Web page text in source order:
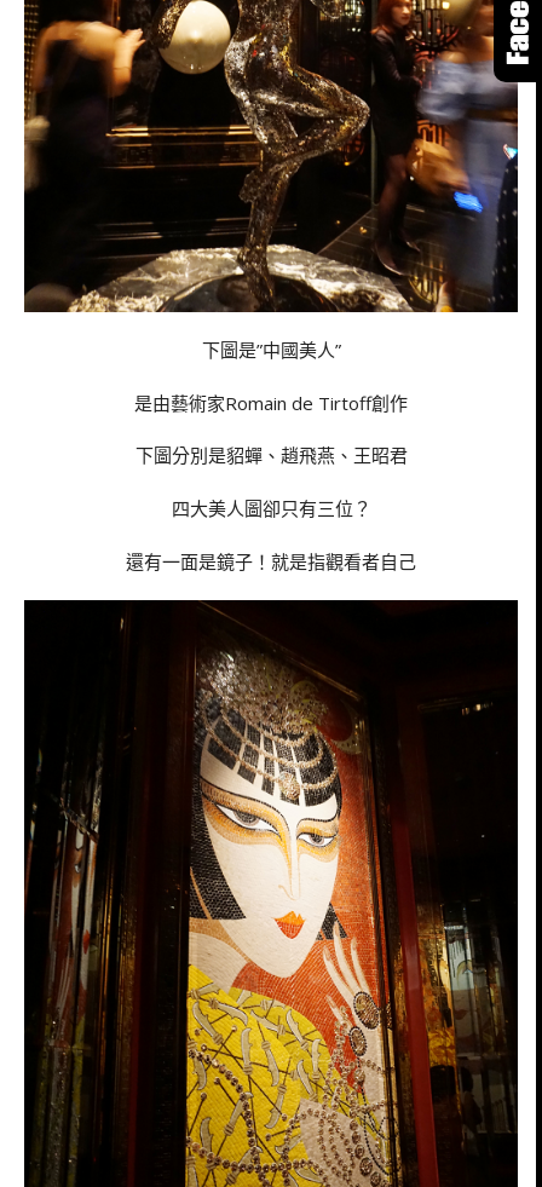
下圖是”中國美人”
是由藝術家Romain de Tirtoff創作
下圖分別是貂蟬、趙飛燕、王昭君
四大美人圖卻只有三位？
還有一面是鏡子！就是指觀看者自己